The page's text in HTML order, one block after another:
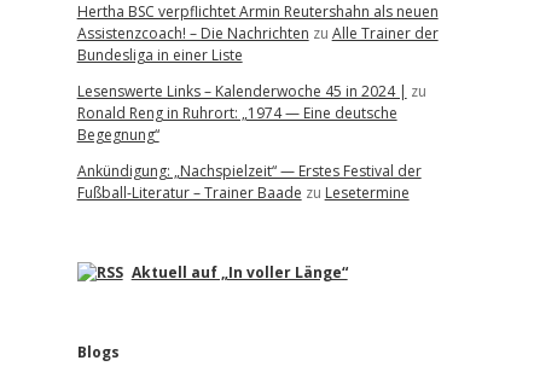
Hertha BSC verpflichtet Armin Reutershahn als neuen
Assistenzcoach! – Die Nachrichten zu Alle Trainer der
Bundesliga in einer Liste
Lesenswerte Links – Kalenderwoche 45 in 2024 | zu
Ronald Reng in Ruhrort: „1974 — Eine deutsche
Begegnung“
Ankündigung: „Nachspielzeit“ — Erstes Festival der
Fußball-Literatur – Trainer Baade zu Lesetermine
Aktuell auf „In voller Länge“
Blogs